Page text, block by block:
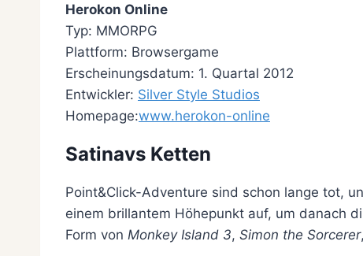
Herokon Online
Typ: MMORPG
Plattform: Browsergame
Erscheinungsdatum: 1. Quartal 2012
Entwickler: Silver Style Studios
Homepage:www.herokon-online
Satinavs Ketten
Point&Click-Adventure sind schon lange tot,
einem brillantem Höhepunkt auf, um danach
Form von Monkey Island 3, Simon the Sorcerer,